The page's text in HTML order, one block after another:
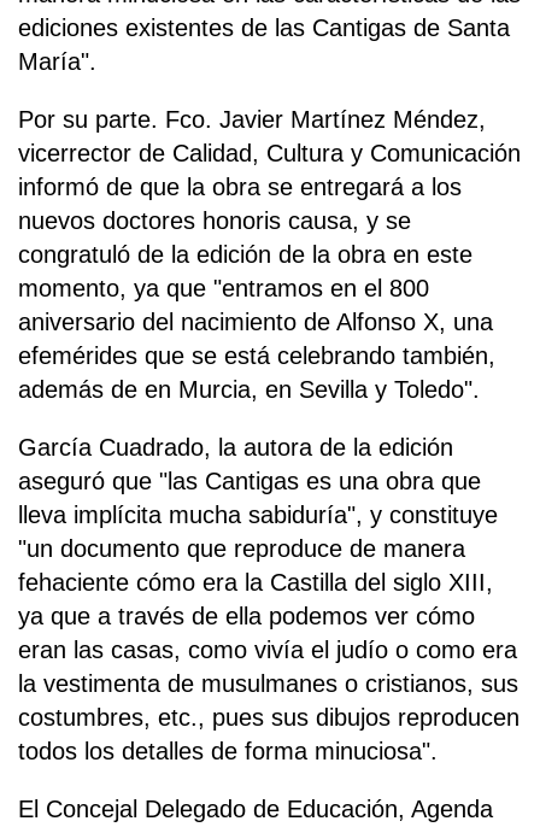
ediciones existentes de las Cantigas de Santa
María".
Por su parte. Fco. Javier Martínez Méndez,
vicerrector de Calidad, Cultura y Comunicación
informó de que la obra se entregará a los
nuevos doctores honoris causa, y se
congratuló de la edición de la obra en este
momento, ya que "entramos en el 800
aniversario del nacimiento de Alfonso X, una
efemérides que se está celebrando también,
además de en Murcia, en Sevilla y Toledo".
García Cuadrado, la autora de la edición
aseguró que "las Cantigas es una obra que
lleva implícita mucha sabiduría", y constituye
"un documento que reproduce de manera
fehaciente cómo era la Castilla del siglo XIII,
ya que a través de ella podemos ver cómo
eran las casas, como vivía el judío o como era
la vestimenta de musulmanes o cristianos, sus
costumbres, etc., pues sus dibujos reproducen
todos los detalles de forma minuciosa".
El Concejal Delegado de Educación, Agenda